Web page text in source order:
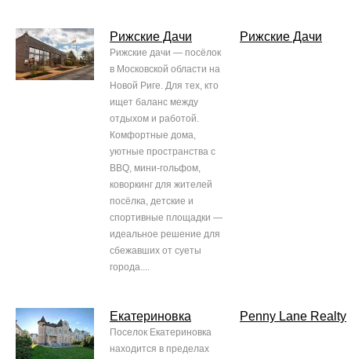
Рижские Дачи
Рижские дачи — посёлок
в Московской области на
Новой Риге. Для тех, кто
ищет баланс между
отдыхом и работой.
Комфортные дома,
уютные пространства с
BBQ, мини-гольфом,
коворкинг для жителей
посёлка, детские и
спортивные площадки —
идеальное решение для
сбежавших от суеты
города....
Рижские Дачи
Екатериновка
Поселок Екатериновка
находится в пределах
Penny Lane Realty